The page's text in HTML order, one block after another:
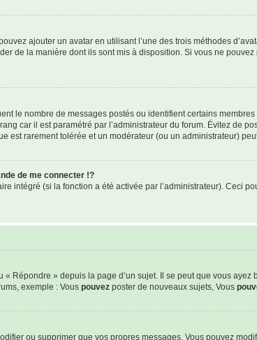
ajouter un avatar en utilisant l’une des trois méthodes
de la manière dont ils sont mis à disposition. Si vous ne
le nombre de messages postés ou identifient certains
car il est paramétré par l’administrateur du forum. Évitez de
est rarement tolérée et un modérateur (ou un administrateur)
de me connecter !?
intégré (si la fonction a été activée par l’administrateur). Ceci
Répondre » depuis la page d’un sujet. Il se peut que vous ayez
exemple : Vous pouvez poster de nouveaux sujets, Vous
ou supprimer que vos propres messages. Vous pouvez